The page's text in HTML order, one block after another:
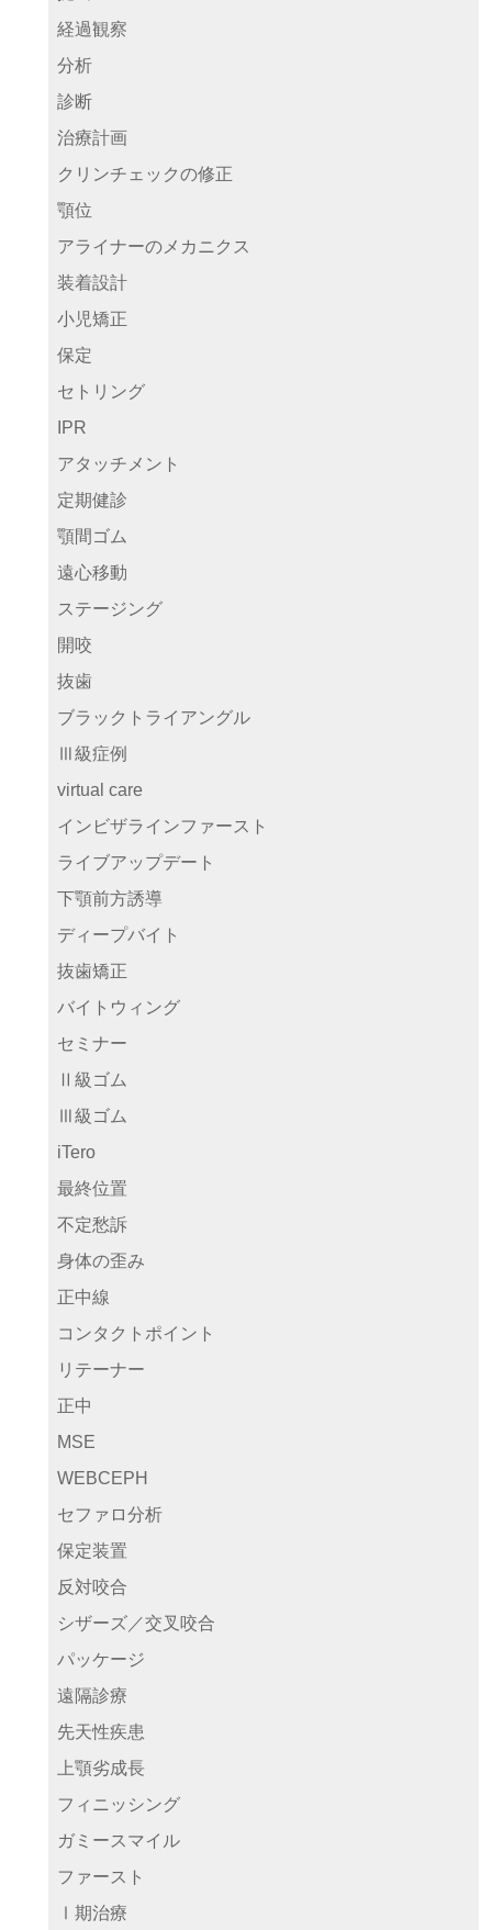
経過観察
分析
診断
治療計画
クリンチェックの修正
顎位
アライナーのメカニクス
装着設計
小児矯正
保定
セトリング
IPR
アタッチメント
定期健診
顎間ゴム
遠心移動
ステージング
開咬
抜歯
ブラックトライアングル
Ⅲ級症例
virtual care
インビザラインファースト
ライブアップデート
下顎前方誘導
ディープバイト
抜歯矯正
バイトウィング
セミナー
Ⅱ級ゴム
Ⅲ級ゴム
iTero
最終位置
不定愁訴
身体の歪み
正中線
コンタクトポイント
リテーナー
正中
MSE
WEBCEPH
セファロ分析
保定装置
反対咬合
シザーズ／交叉咬合
パッケージ
遠隔診療
先天性疾患
上顎劣成長
フィニッシング
ガミースマイル
ファースト
Ⅰ期治療